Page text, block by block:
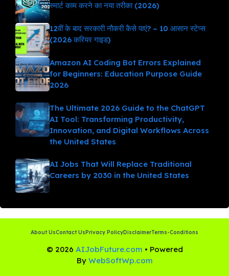
स्मार्ट काम करने का नया तरीका (2026)
12वीं के बाद सरकारी नौकरी कैसे पाएं? – 10 आसान स्टेप्स
(2026 करियर गाइड)
Amazon AI Coding Bot Errors Explained
for Beginners: Education Purpose Guide
2026
The Ultimate 2026 Guide to the ChatGPT
AI Tool: Transforming Productivity,
Innovation, and Digital Workflows Across
the United States
AI Jobs That Will Replace Traditional
Careers by 2030 in the United States
© 2026 AIJobFuture.com • Powered
By WebSoftWp.com
About UsContact Us Privacy PolicyDisclaimerTerms-Conditions